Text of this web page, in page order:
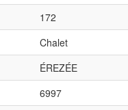
172
Chalet
ÉREZÉE
6997